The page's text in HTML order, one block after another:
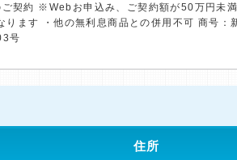
契約 ※Webお申込み、ご契約額が50万円未
ます ・他の無利息商品との併用不可 商号
号
住所